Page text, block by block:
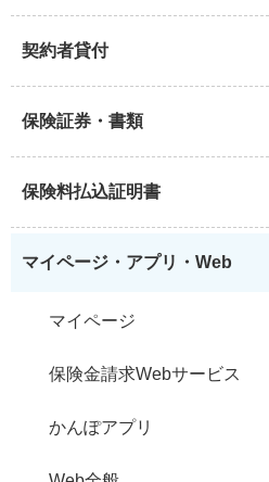
契約者貸付
保険証券・書類
保険料払込証明書
マイページ・アプリ・Web
マイページ
保険金請求Webサービス
かんぽアプリ